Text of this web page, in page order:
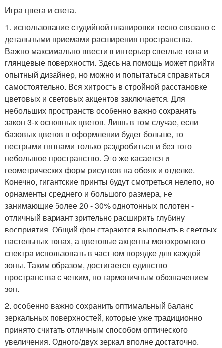
Игра цвета и света.
1. использование студийной планировки тесно связано с
детальными приемами расширения пространства.
Важно максимально ввести в интерьер светлые тона и
глянцевые поверхности. Здесь на помощь может прийти
опытный дизайнер, но можно и попытаться справиться
самостоятельно. Вся хитрость в стройной расстановке
цветовых и световых акцентов заключается. Для
небольших пространств особенно важно сохранять
закон 3-х основных цветов. Лишь в том случае, если
базовых цветов в оформлении будет больше, то
пестрыми пятнами только раздробиться и без того
небольшое пространство. Это же касается и
геометрических форм рисунков на обоях и отделке.
Конечно, гигантские принты будут смотреться нелепо, но
орнаменты среднего и большого размера, не
занимающие более 20 - 30% однотонных полотен -
отличный вариант зрительно расширить глубину
восприятия. Общий фон стараются выполнить в светлых
пастельных тонах, а цветовые акценты монохромного
спектра использовать в частном порядке для каждой
зоны. Таким образом, достигается единство
пространства с четким, но гармоничным обозначением
зон.
2. особенно важно сохранить оптимальный баланс
зеркальных поверхностей, которые уже традиционно
принято считать отличным способом оптического
увеличения. Одного/двух зеркал вполне достаточно.